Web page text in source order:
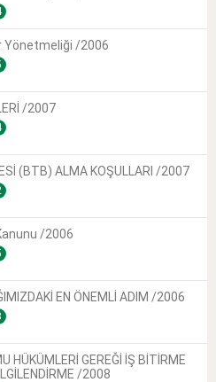
Yönetmeliği /2006
/2007
(BTB) ALMA KOŞULLARI /2007
/2006
EN ÖNEMLİ ADIM /2006
HÜKÜMLERİ GEREĞİ İŞ BİTİRME
/2008